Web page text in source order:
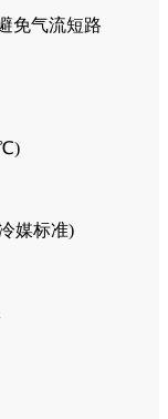
免气流短路
媒标准)